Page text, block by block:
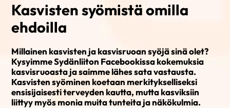
Kasvisten syömistä omilla
ehdoilla
Millainen kasvisten ja kasvisruoan syöjä sinä olet?
Kysyimme Sydänliiton Facebookissa kokemuksia
kasvisruoasta ja saimme lähes sata vastausta.
Kasvisten syöminen koetaan merkitykselliseksi
ensisijaisesti terveyden kautta, mutta kasviksiin
liittyy myös monia muita tunteita ja näkökulmia.